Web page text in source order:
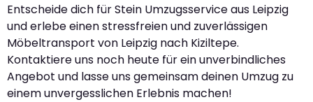
Entscheide dich für Stein Umzugsservice aus Leipzig
und erlebe einen stressfreien und zuverlässigen
Möbeltransport von Leipzig nach Kiziltepe.
Kontaktiere uns noch heute für ein unverbindliches
Angebot und lasse uns gemeinsam deinen Umzug zu
einem unvergesslichen Erlebnis machen!